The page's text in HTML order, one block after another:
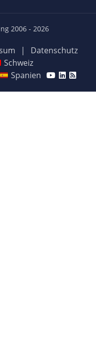
2006 - 2026
|
Datenschutz
Schweiz
Spanien